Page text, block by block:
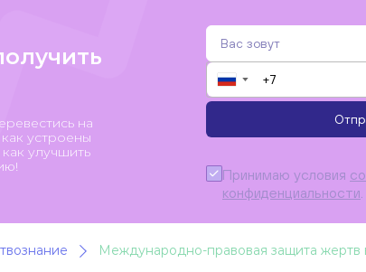
на
устроены
улучшить
▼
Принимаю условия
конфиденциальности
Международно-правовая защита жертв